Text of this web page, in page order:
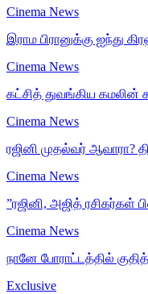
Cinema News
இராம பிரானுக்கு ஐந்து
Cinema News
கட்சித் துவங்கிய கமலின்
Cinema News
ரஜினி முதல்வர் ஆவாரா?
Cinema News
”ரஜினி, அஜித் ரசிகர்கள்
Cinema News
நானே போராட்டத்தில்
Exclusive